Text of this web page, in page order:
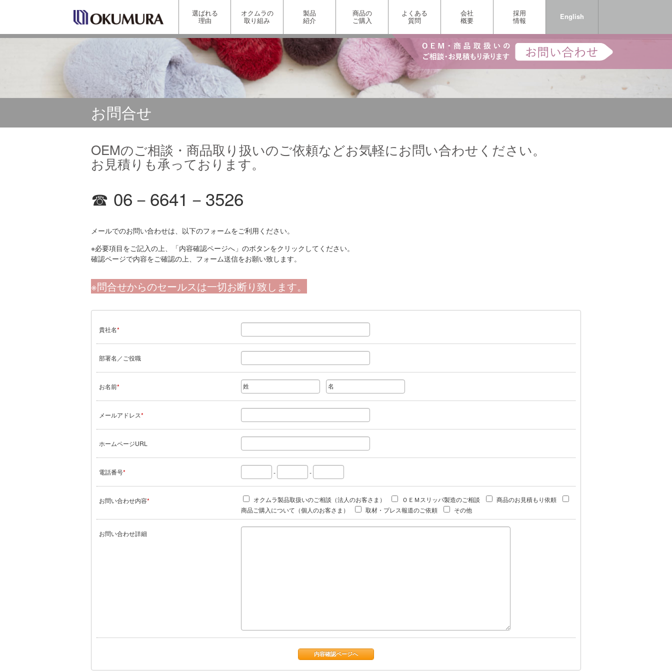
選ばれる
理由
オクムラの
取り組み
製品
紹介
商品の
ご購入
よくある
質問
会社
概要
採用
情報 English
お問合せ
OEMのご相談・商品取り扱いのご依頼などお気軽にお問い合わせください。
お見積りも承っております。
☎ 06－6641－3526
メールでのお問い合わせは、以下のフォームをご利用ください。
※必要項目をご記入の上、「内容確認ページへ」のボタンをクリックしてください。
確認ページで内容をご確認の上、フォーム送信をお願い致します。
※問合せからのセールスは一切お断り致します。
貴社名*
部署名／ご役職
お名前*
メールアドレス*
ホームページURL
電話番号* - -
お問い合わせ内容* オクムラ製品取扱いのご相談（法人のお客さま） ＯＥＭスリッパ製造のご相談
商品のお見積もり依頼
商品ご購入について（個人のお客さま）
取材・プレス報道のご依頼 その他
お問い合わせ詳細